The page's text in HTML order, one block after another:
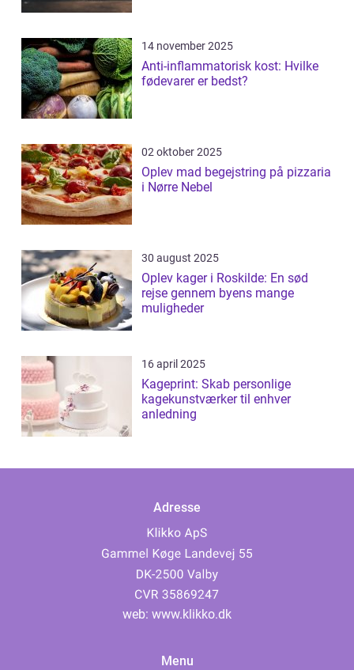
14 november 2025
Anti-inflammatorisk kost: Hvilke
fødevarer er bedst?
02 oktober 2025
Oplev mad begejstring på pizzaria
i Nørre Nebel
30 august 2025
Oplev kager i Roskilde: En sød
rejse gennem byens mange
muligheder
16 april 2025
Kageprint: Skab personlige
kagekunstværker til enhver
anledning
Adresse
web: www.klikko.dk
Menu